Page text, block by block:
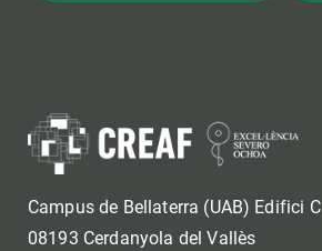
Campus de Bellaterra (UAB) Edifici C
08193 Cerdanyola del Vallès